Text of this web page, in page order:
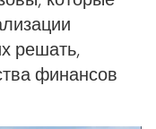
решать,
финансов